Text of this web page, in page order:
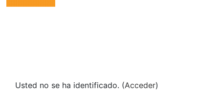
Usted no se ha identificado. (Acceder)